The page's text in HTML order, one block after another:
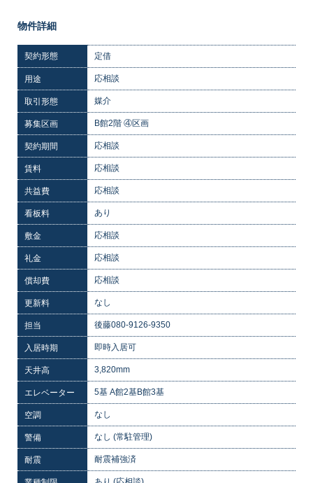
物件詳細
契約形態 定借
用途 応相談
取引形態 媒介
募集区画 B館2階 ④区画
契約期間 応相談
賃料 応相談
共益費 応相談
看板料 あり
敷金 応相談
礼金 応相談
償却費 応相談
更新料 なし
担当 後藤080-9126-9350
入居時期 即時入居可
天井高 3,820mm
エレベーター 5基 A館2基B館3基
空調 なし
警備 なし (常駐管理)
耐震 耐震補強済